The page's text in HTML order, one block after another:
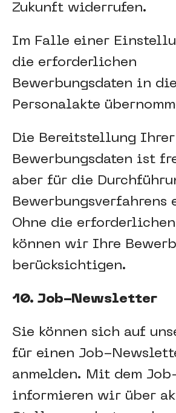
Zukunft widerrufen.
Im Falle einer
die erforderlichen
Bewerbungsdaten in die
Personalakte
Die Bereitstellung Ihrer
Bewerbungsdaten ist
aber für die
Bewerbungsverfahrens
Ohne die
können wir Ihre
berücksichtigen.
10. Job-Newsletter
Sie können sich auf
für einen Job-
anmelden. Mit dem
informieren wir über